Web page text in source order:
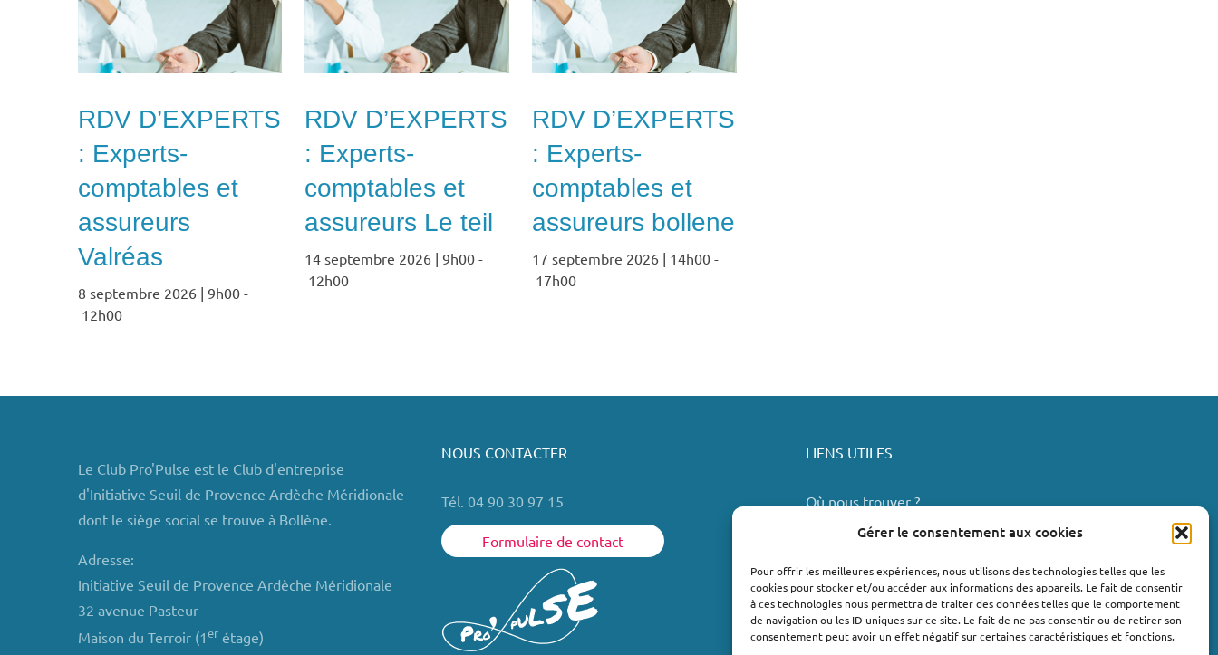
Gérer le consentement aux cookies
Pour offrir les meilleures expériences, nous utilisons des technologies telles que les
cookies pour stocker et/ou accéder aux informations des appareils. Le fait de consentir
à ces technologies nous permettra de traiter des données telles que le comportement
de navigation ou les ID uniques sur ce site. Le fait de ne pas consentir ou de retirer son
consentement peut avoir un effet négatif sur certaines caractéristiques et fonctions.
RDV D’EXPERTS
: Experts-
comptables et
assureurs
Valréas
8 septembre 2026 | 9h00 -
12h00
RDV D’EXPERTS
: Experts-
comptables et
assureurs Le teil
14 septembre 2026 | 9h00 -
12h00
RDV D’EXPERTS
: Experts-
comptables et
assureurs bollene
17 septembre 2026 | 14h00 -
17h00
Le Club Pro'Pulse est le Club d'entreprise
d'Initiative Seuil de Provence Ardèche Méridionale
dont le siège social se trouve à Bollène.
Adresse:
Initiative Seuil de Provence Ardèche Méridionale
32 avenue Pasteur
Maison du Terroir (1erétage)
NOUS CONTACTER
Tél. 04 90 30 97 15
Formulaire de contact
LIENS UTILES
Où nous trouver ?
Valréas
Le Teil
Lachapelle-sous-Aubenas